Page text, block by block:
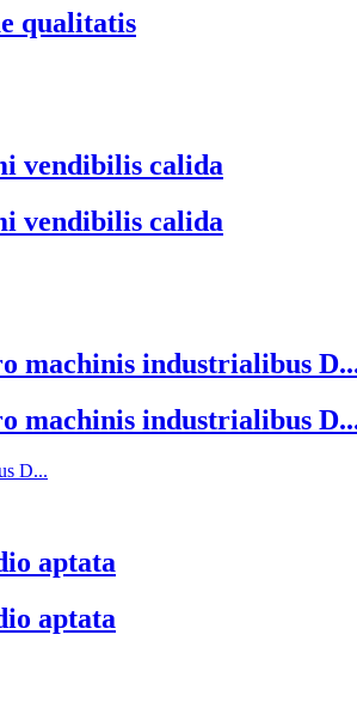
qualitatis
vendibilis calida
vendibilis calida
machinis industrialibus
machinis industrialibus
D...
aptata
aptata